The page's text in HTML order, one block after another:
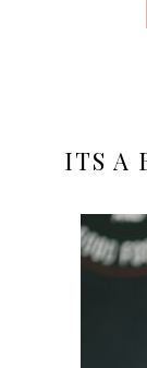
ITS A